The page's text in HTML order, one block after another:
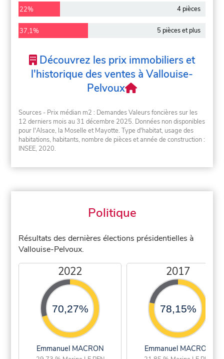
22% 4 pièces
37,1% 5 pièces et plus
Découvrez les prix immobiliers et
l'historique des ventes à Vallouise-
Pelvoux
Sources - Prix médian m2 : Demandes Valeurs foncières sur les
12 derniers mois au 31 décembre 2025. Données non disponibles
pour l'Alsace, la Moselle et Mayotte. Type d'habitat, usage des
habitations, habitants, nombre de pièces et année de construction :
INSEE, 2020.
Politique
Résultats des dernières élections présidentielles à
Vallouise-Pelvoux.
2022
70,27%
Emmanuel MACRON
2017
78,15%
Emmanuel MACRON